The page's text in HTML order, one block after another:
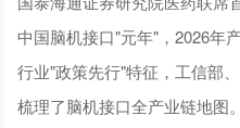
中国脑机接口"元年"，2026年
行业"政策先行"特征，工信部
梳理了脑机接口全产业链地图。